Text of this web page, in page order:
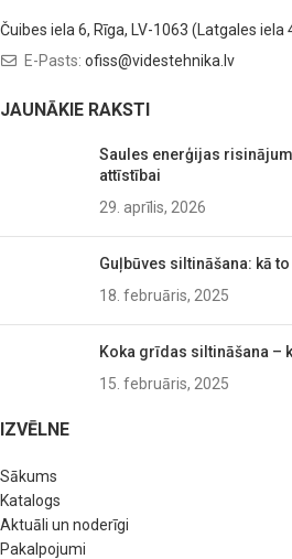
Čuibes iela 6, Rīga, LV-1063 (Latgales iela
E-Pasts: ofiss@videstehnika.lv
JAUNĀKIE RAKSTI
Saules enerģijas
attīstībai
29. aprīlis, 2026
Guļbūves siltināšana: kā
18. februāris, 2025
Koka grīdas siltināšana –
15. februāris, 2025
IZVĒLNE
Sākums
Katalogs
Aktuāli un noderīgi
Pakalpojumi